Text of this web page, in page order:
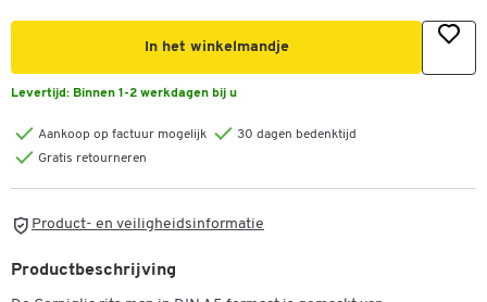
In het winkelmandje
Levertijd: Binnen 1-2 werkdagen bij u
Aankoop op factuur mogelijk
30 dagen bedenktijd
Gratis retourneren
Product- en veiligheidsinformatie
Productbeschrijving